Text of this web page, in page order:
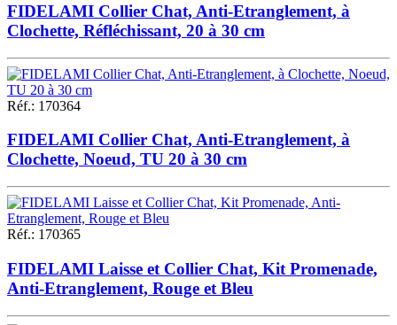
FIDELAMI Collier Chat, Anti-Etranglement, à
Clochette, Réfléchissant, 20 à 30 cm
Réf.: 170364
FIDELAMI Collier Chat, Anti-Etranglement, à
Clochette, Noeud, TU 20 à 30 cm
Réf.: 170365
FIDELAMI Laisse et Collier Chat, Kit Promenade,
Anti-Etranglement, Rouge et Bleu